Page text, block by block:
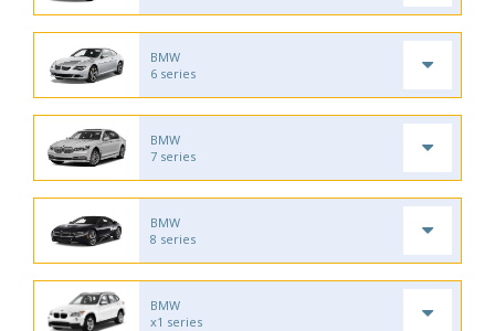
BMW
6 series
BMW
7 series
BMW
8 series
BMW
x1 series